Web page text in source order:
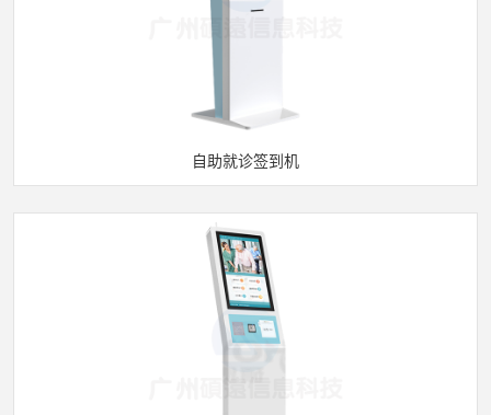
自助就诊签到机